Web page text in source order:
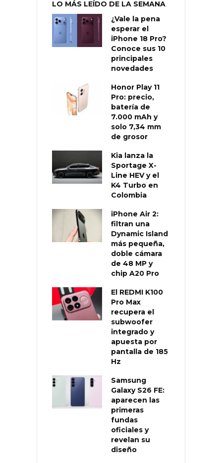
LO MÁS LEÍDO DE LA SEMANA
¿Vale la pena
esperar el
iPhone 18 Pro?
Conoce sus 10
principales
novedades
Honor Play 11
Pro: precio,
batería de
7.000 mAh y
solo 7,34 mm
de grosor
Kia lanza la
Sportage X-
Line HEV y el
K4 Turbo en
Colombia
iPhone Air 2:
filtran una
Dynamic Island
más pequeña,
doble cámara
de 48 MP y
chip A20 Pro
El REDMI K100
Pro Max
recupera el
subwoofer
integrado y
apuesta por
pantalla de 185
Hz
Samsung
Galaxy S26 FE:
aparecen las
primeras
fundas
oficiales y
revelan su
diseño